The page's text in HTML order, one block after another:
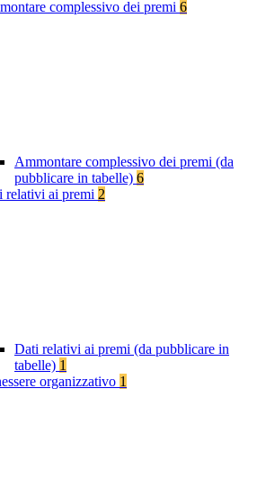
complessivo dei premi 6
Ammontare complessivo dei premi (da
pubblicare in tabelle) 6
relativi ai premi 2
Dati relativi ai premi (da pubblicare in
tabelle) 1
organizzativo 1